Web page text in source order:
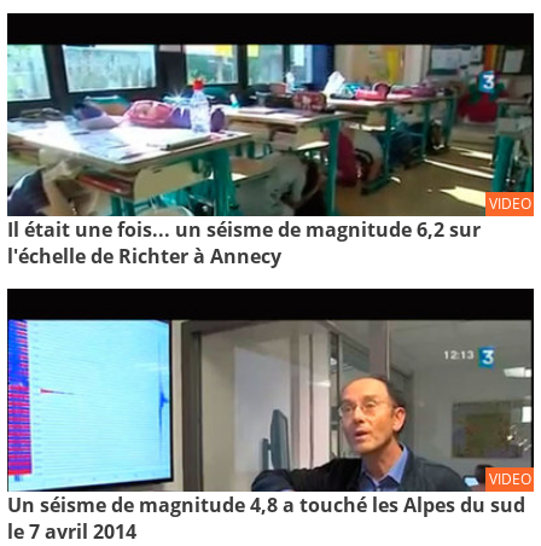
VIDEO
Il était une fois... un séisme de magnitude 6,2 sur
l'échelle de Richter à Annecy
VIDEO
Un séisme de magnitude 4,8 a touché les Alpes du sud
le 7 avril 2014